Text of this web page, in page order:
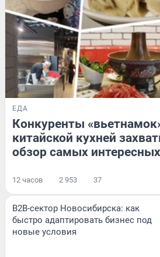
ЕДА
Конкуренты
китайской кухней
обзор самых
12 часов 2 953 37
B2B-сектор Новосибирска: как
быстро адаптировать бизнес под
новые условия